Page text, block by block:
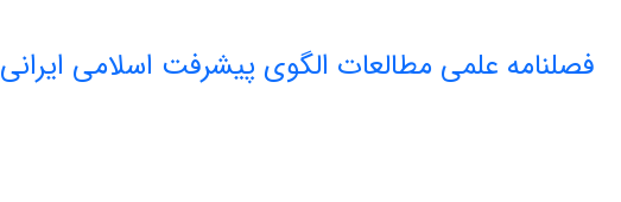
فصلنامه علمی مطالعات الگوی پیشرفت اسلامی ایرانی